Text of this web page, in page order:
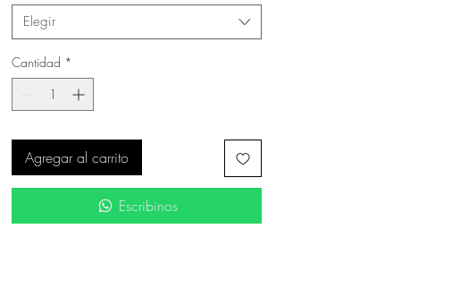
Elegir
Cantidad *
Agregar al carrito
Escribinos